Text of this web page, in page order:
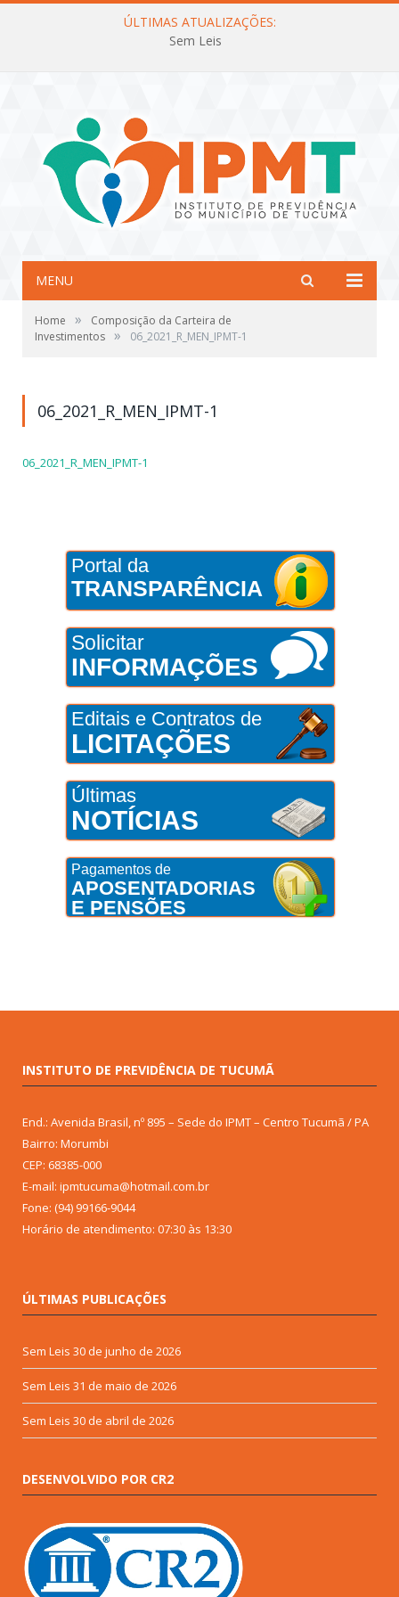
ÚLTIMAS ATUALIZAÇÕES:
Sem Leis
MENU
Home »
Composição da Carteira de
Investimentos » 06_2021_R_MEN_IPMT-1
06_2021_R_MEN_IPMT-1
06_2021_R_MEN_IPMT-1
Portal da
TRANSPARÊNCIA
Solicitar
INFORMAÇÕES
Editais e Contratos de
LICITAÇÕES
Últimas
NOTÍCIAS
Pagamentos de
APOSENTADORIAS
E PENSÕES
INSTITUTO DE PREVIDÊNCIA DE TUCUMÃ
End.: Avenida Brasil, nº 895 – Sede do IPMT – Centro Tucumã / PA
Bairro: Morumbi
CEP: 68385-000
E-mail: ipmtucuma@hotmail.com.br
Fone: (94) 99166-9044
Horário de atendimento: 07:30 às 13:30
ÚLTIMAS PUBLICAÇÕES
Sem Leis 30 de junho de 2026
Sem Leis 31 de maio de 2026
Sem Leis 30 de abril de 2026
DESENVOLVIDO POR CR2